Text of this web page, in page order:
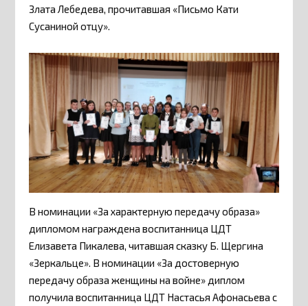
Злата Лебедева, прочитавшая «Письмо Кати
Сусаниной отцу».
В номинации «За характерную передачу образа»
дипломом награждена воспитанница ЦДТ
Елизавета Пикалева, читавшая сказку Б. Щергина
«Зеркальце». В номинации «За достоверную
передачу образа женщины на войне» диплом
получила воспитанница ЦДТ Настасья Афонасьева с